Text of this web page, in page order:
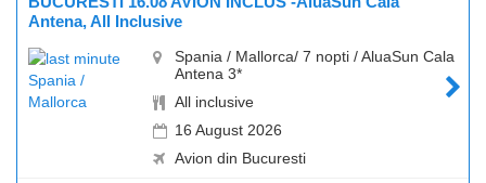
Antena, All Inclusive
Spania / Mallorca/ 7 nopti / AluaSun Cala
Antena 3*
All inclusive
16 August 2026
Avion din Bucuresti